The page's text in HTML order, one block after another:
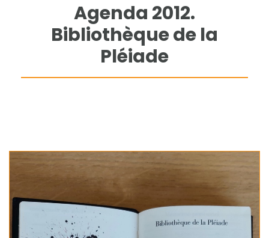
Agenda 2012.
Bibliothèque de la
Pléiade